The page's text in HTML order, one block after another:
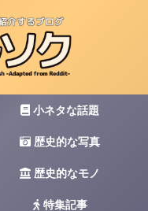
小ネタな話題
歴史的な写真
歴史的なモノ
特集記事